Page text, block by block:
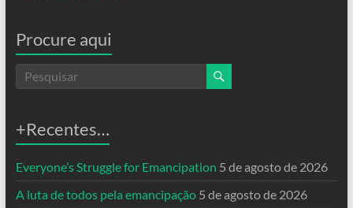
Procure aqui
+Recentes…
Everyone’s Struggle for Emancipation 5 de agosto de 2026
A luta de todos pela emancipação 5 de agosto de 2026